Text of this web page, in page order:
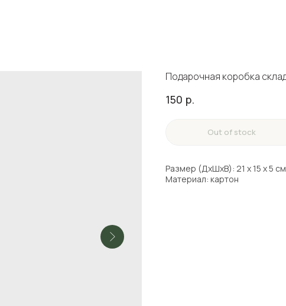
Подарочная коробка
150 р.
Out of stock
Размер (ДхШхВ): 21 х 15 х 5 см
Материал: картон